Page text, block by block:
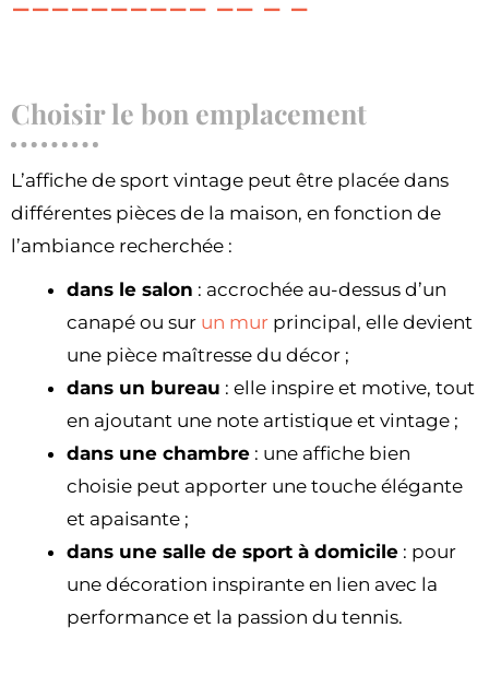
Choisir le bon emplacement
L’affiche de sport vintage peut être placée dans
différentes pièces de la maison, en fonction de
l’ambiance recherchée :
dans le salon : accrochée au-dessus d’un
canapé ou sur un mur principal, elle devient
une pièce maîtresse du décor ;
dans un bureau : elle inspire et motive, tout
en ajoutant une note artistique et vintage ;
dans une chambre : une affiche bien
choisie peut apporter une touche élégante
et apaisante ;
dans une salle de sport à domicile : pour
une décoration inspirante en lien avec la
performance et la passion du tennis.